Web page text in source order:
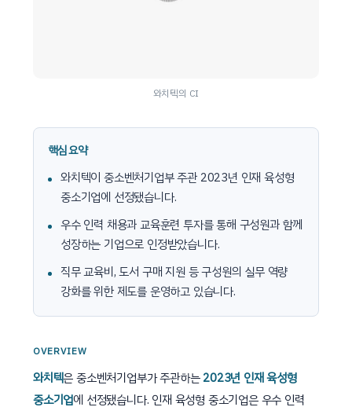
와치텍의 CI
핵심 요약
와치텍이 중소벤처기업부 주관 2023년 인재 육성형
중소기업에 선정됐습니다.
우수 인력 채용과 교육훈련 투자를 통해 구성원과 함께
성장하는 기업으로 인정받았습니다.
직무 교육비, 도서 구매 지원 등 구성원의 실무 역량
강화를 위한 제도를 운영하고 있습니다.
OVERVIEW
와치텍은 중소벤처기업부가 주관하는2023년 인재 육성형
중소기업에 선정됐습니다. 인재 육성형 중소기업은 우수 인력